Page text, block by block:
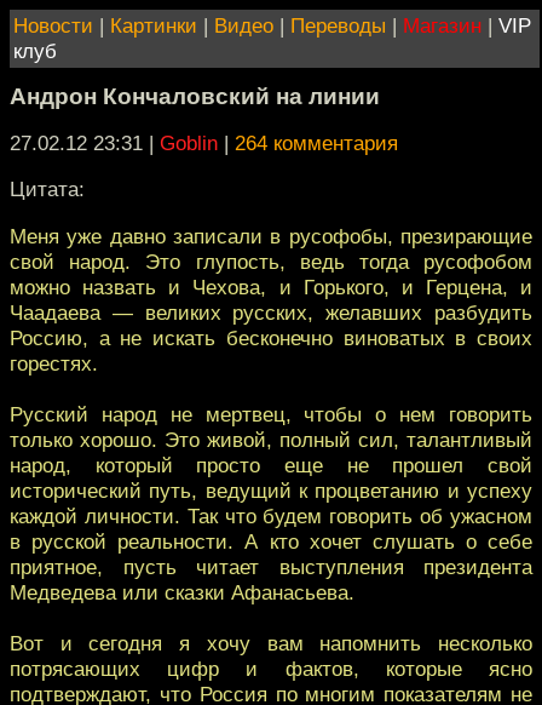
Новости | Картинки | Видео | Переводы | Магазин | VIP
клуб
Андрон Кончаловский на линии
27.02.12 23:31 | Goblin | 264 комментария
Цитата:
Меня уже давно записали в русофобы, презирающие
свой народ. Это глупость, ведь тогда русофобом
можно назвать и Чехова, и Горького, и Герцена, и
Чаадаева — великих русских, желавших разбудить
Россию, а не искать бесконечно виноватых в своих
горестях.
Русский народ не мертвец, чтобы о нем говорить
только хорошо. Это живой, полный сил, талантливый
народ, который просто еще не прошел свой
исторический путь, ведущий к процветанию и успеху
каждой личности. Так что будем говорить об ужасном
в русской реальности. А кто хочет слушать о себе
приятное, пусть читает выступления президента
Медведева или сказки Афанасьева.
Вот и сегодня я хочу вам напомнить несколько
потрясающих цифр и фактов, которые ясно
подтверждают, что Россия по многим показателям не